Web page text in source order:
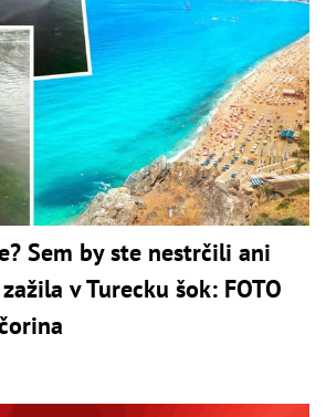
Sem by ste nestrčili ani
v Turecku šok: FOTO